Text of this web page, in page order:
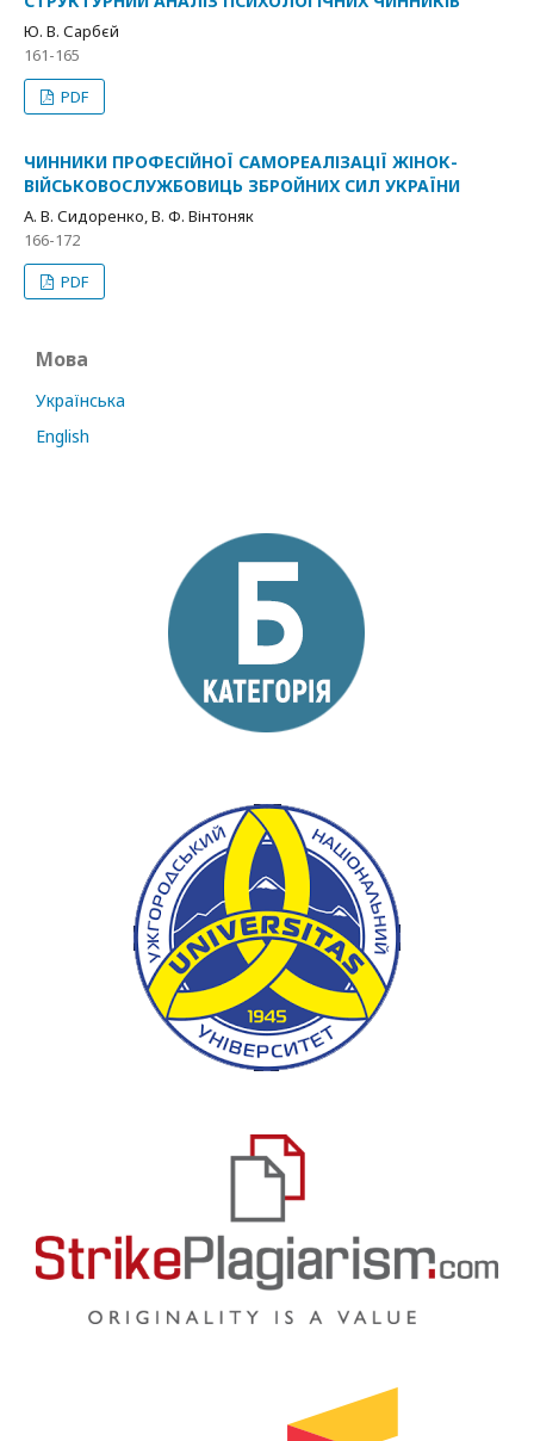
Ю. В. Сарбєй
161-165
PDF
ЧИННИКИ ПРОФЕСІЙНОЇ САМОРЕАЛІЗАЦІЇ ЖІНОК-
ВІЙСЬКОВОСЛУЖБОВИЦЬ ЗБРОЙНИХ СИЛ УКРАЇНИ
А. В. Сидоренко, В. Ф. Вінтоняк
166-172
PDF
Мова
Українська
English